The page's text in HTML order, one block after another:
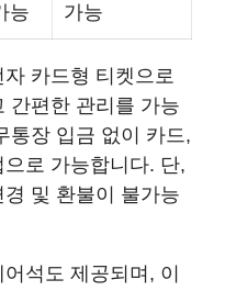
능
가능
카드형 티켓으로
간편한 관리를 가능
통장 입금 없이 카드,
로 가능합니다. 단,
및 환불이 불가능
석도 제공되며, 이